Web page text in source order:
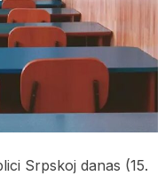
Srpskoj danas (15.